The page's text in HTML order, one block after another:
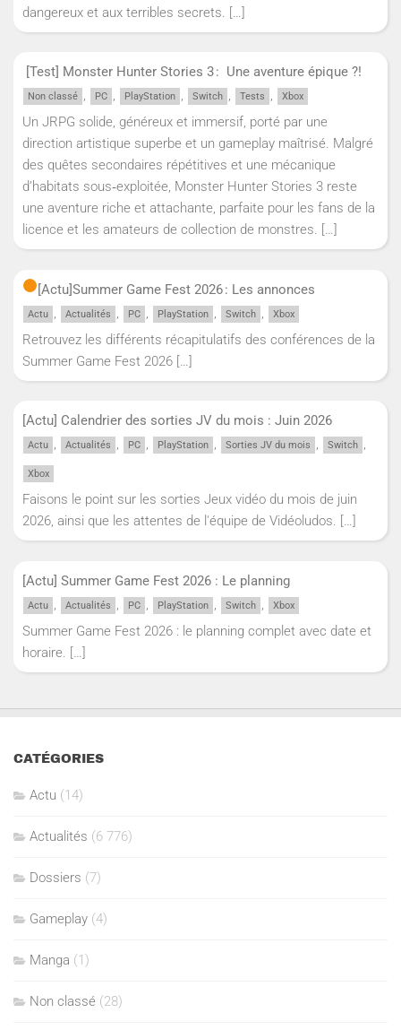
dangereux et aux terribles secrets. […]
[Test] Monster Hunter Stories 3 : Une aventure épique ?!
Non classé , PC , PlayStation , Switch , Tests , Xbox
Un JRPG solide, généreux et immersif, porté par une
direction artistique superbe et un gameplay maîtrisé. Malgré
des quêtes secondaires répétitives et une mécanique
d’habitats sous‑exploitée, Monster Hunter Stories 3 reste
une aventure riche et attachante, parfaite pour les fans de la
licence et les amateurs de collection de monstres. […]
[Actu]Summer Game Fest 2026 : Les annonces
Actu , Actualités , PC , PlayStation , Switch , Xbox
Retrouvez les différents récapitulatifs des conférences de la
Summer Game Fest 2026 […]
[Actu] Calendrier des sorties JV du mois : Juin 2026
Actu , Actualités , PC , PlayStation , Sorties JV du mois , Switch ,
Xbox
Faisons le point sur les sorties Jeux vidéo du mois de juin
2026, ainsi que les attentes de l'équipe de Vidéoludos. […]
[Actu] Summer Game Fest 2026 : Le planning
Actu , Actualités , PC , PlayStation , Switch , Xbox
Summer Game Fest 2026 : le planning complet avec date et
horaire. […]
CATÉGORIES
Actu (14)
Actualités (6 776)
Dossiers (7)
Gameplay (4)
Manga (1)
Non classé (28)